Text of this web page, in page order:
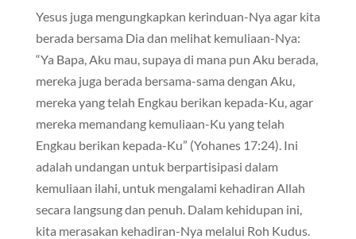
Yesus juga mengungkapkan kerinduan-Nya agar kita
berada bersama Dia dan melihat kemuliaan-Nya:
“Ya Bapa, Aku mau, supaya di mana pun Aku berada,
mereka juga berada bersama-sama dengan Aku,
mereka yang telah Engkau berikan kepada-Ku, agar
mereka memandang kemuliaan-Ku yang telah
Engkau berikan kepada-Ku” (Yohanes 17:24). Ini
adalah undangan untuk berpartisipasi dalam
kemuliaan ilahi, untuk mengalami kehadiran Allah
secara langsung dan penuh. Dalam kehidupan ini,
kita merasakan kehadiran-Nya melalui Roh Kudus.